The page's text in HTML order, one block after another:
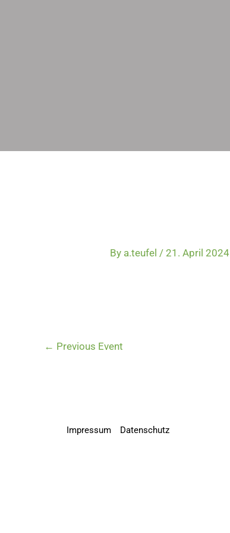
By a.teufel/21. April 2024
← Previous Event
Impressum Datenschutz